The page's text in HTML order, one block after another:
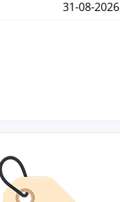
31-08-2026